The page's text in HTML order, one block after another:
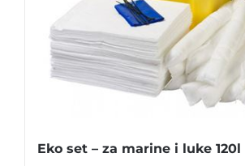
Eko set – za marine i luke 120l